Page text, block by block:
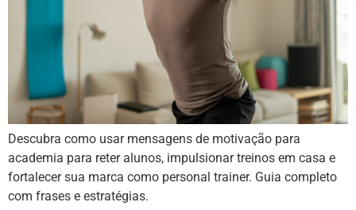
Descubra como usar mensagens de motivação para
academia para reter alunos, impulsionar treinos em casa e
fortalecer sua marca como personal trainer. Guia completo
com frases e estratégias.